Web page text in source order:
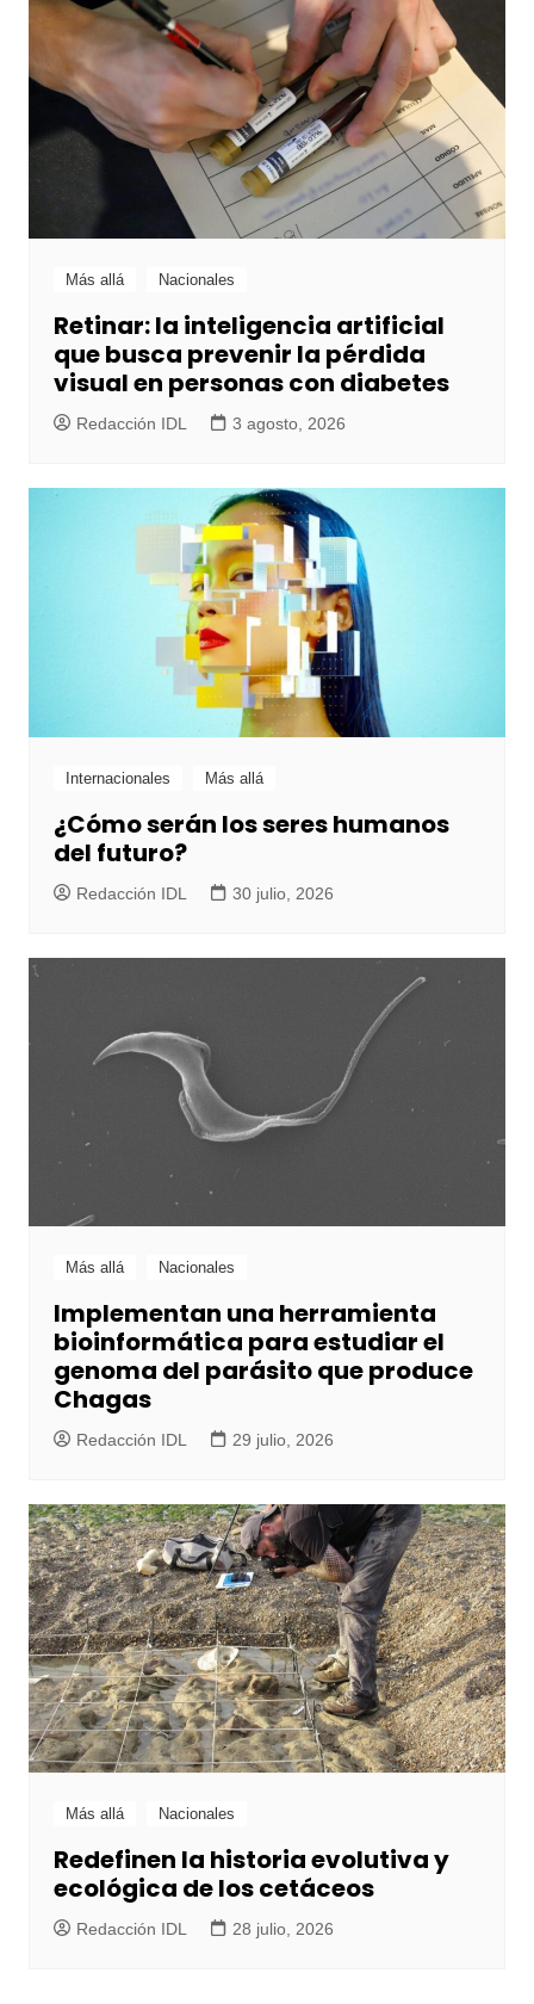
Más allá Nacionales
Retinar: la inteligencia artificial
que busca prevenir la pérdida
visual en personas con diabetes
Redacción IDL 3 agosto, 2026
Internacionales Más allá
¿Cómo serán los seres humanos
del futuro?
Redacción IDL 30 julio, 2026
Más allá Nacionales
Implementan una herramienta
bioinformática para estudiar el
genoma del parásito que produce
Chagas
Redacción IDL 29 julio, 2026
Más allá Nacionales
Redefinen la historia evolutiva y
ecológica de los cetáceos
Redacción IDL 28 julio, 2026